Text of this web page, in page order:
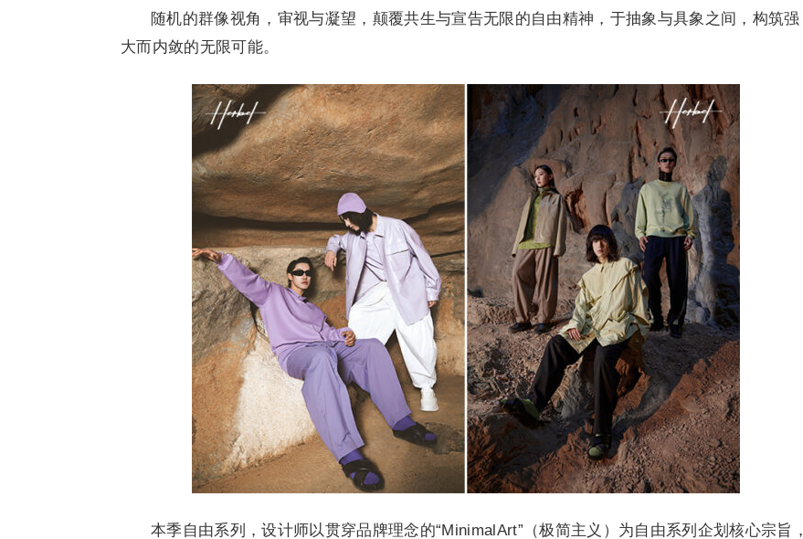
随机的群像视角，审视与凝望，颠覆共生与宣告无限的自由精神，于抽象与具象之间，构筑强
大而内敛的无限可能。
本季自由系列，设计师以贯穿品牌理念的“MinimalArt”（极简主义）为自由系列企划核心宗旨，